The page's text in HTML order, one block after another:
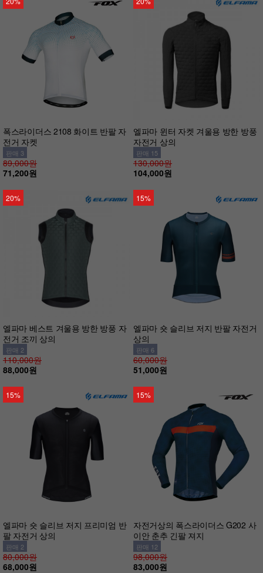
폭스라이더스 2108 화이트 반팔 자
전거 자켓
판매 3
89,000원
71,200원
엘파마 윈터 자켓 겨울용 방한 방풍
자전거 상의
판매 15
130,000원
104,000원
20%
엘파마 베스트 겨울용 방한 방풍 자
전거 조끼 상의
판매 2
110,000원
88,000원
15%
엘파마 숏 슬리브 저지 반팔 자전거
상의
판매 6
60,000원
51,000원
15%
엘파마 숏 슬리브 저지 프리미엄 반
팔 자전거 상의
판매 2
80,000원
68,000원
15%
자전거상의 폭스라이더스 G202 사
이안 춘추 긴팔 져지
판매 12
98,000원
83,000원